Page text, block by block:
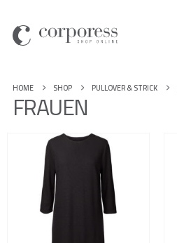
HOME SHOP PULLOVER & STRICK
FRAUEN